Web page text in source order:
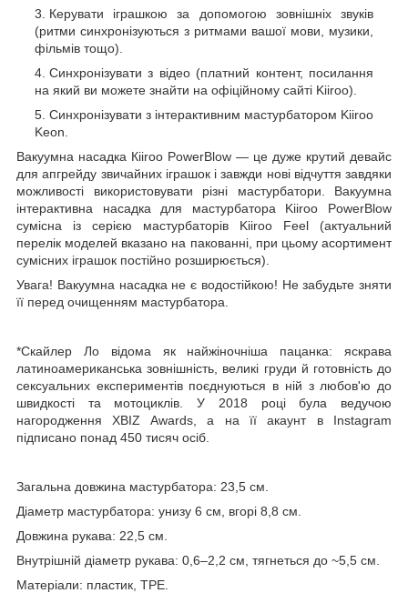
Керувати іграшкою за допомогою зовнішніх звуків
(ритми синхронізуються з ритмами вашої мови, музики,
фільмів тощо).
Синхронізувати з відео (платний контент, посилання
на який ви можете знайти на офіційному сайті Kiiroo).
Синхронізувати з інтерактивним мастурбатором Kiiroo
Keon.
Вакуумна насадка Кiiroo PowerBlow — це дуже крутий девайс
для апгрейду звичайних іграшок і завжди нові відчуття завдяки
можливості використовувати різні мастурбатори. Вакуумна
інтерактивна насадка для мастурбатора Kiiroo PowerBlow
сумісна із серією мастурбаторів Kiiroo Feel (актуальний
перелік моделей вказано на пакованні, при цьому асортимент
сумісних іграшок постійно розширюється).
Увага! Вакуумна насадка не є водостійкою! Не забудьте зняти
її перед очищенням мастурбатора.
*Скайлер Ло відома як найжіночніша пацанка: яскрава
латиноамериканська зовнішність, великі груди й готовність до
сексуальних експериментів поєднуються в ній з любов'ю до
швидкості та мотоциклів. У 2018 році була ведучою
нагородження XBIZ Awards, а на її акаунт в Instagram
підписано понад 450 тисяч осіб.
Загальна довжина мастурбатора: 23,5 см.
Діаметр мастурбатора: унизу 6 см, вгорі 8,8 см.
Довжина рукава: 22,5 см.
Внутрішній діаметр рукава: 0,6–2,2 см, тягнеться до ~5,5 см.
Матеріали: пластик, TPE.